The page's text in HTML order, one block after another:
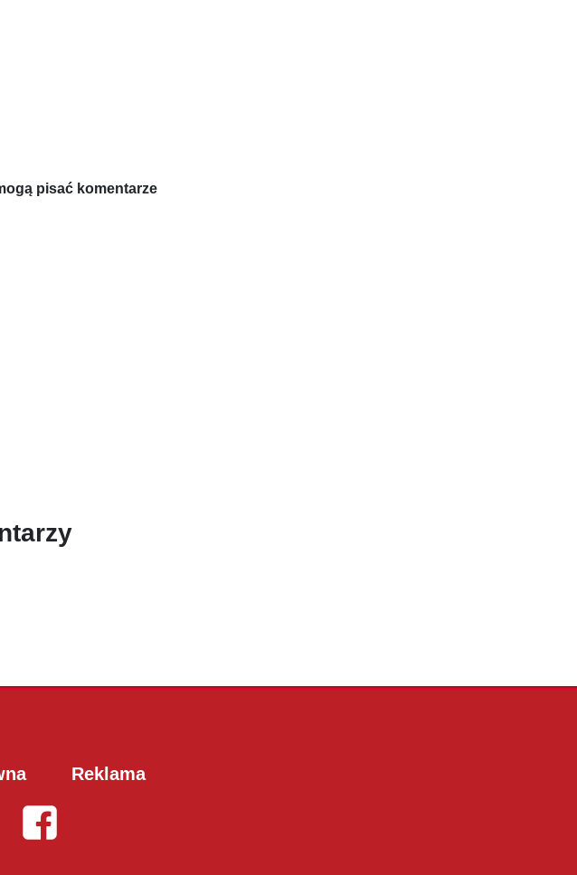
pisać komentarze
Reklama